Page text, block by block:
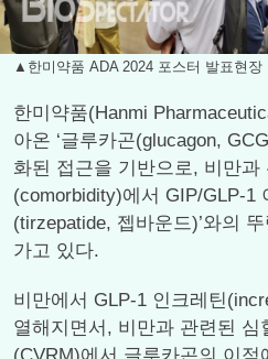
▲한미약품 ADA 2024 포스터 발표현장
한미약품(Hanmi
아온 ‘글루카곤(glucagon,
화된 접근을 기반으로, 비만과
(comorbidity)에서 GIP/GLP-1
(tirzepatide, 젭바운드)’와의
가고 있다.
비만에서 GLP-1 인크레틴
열해지면서, 비만과 관련된 심